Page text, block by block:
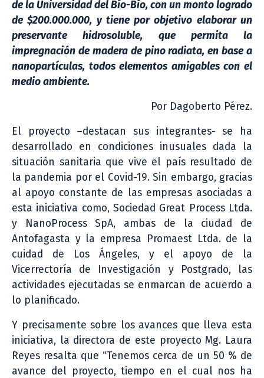
de la Universidad del Bío-Bío, con un monto logrado
de $200.000.000, y tiene por objetivo elaborar un
preservante hidrosoluble, que permita la
impregnación de madera de pino radiata, en base a
nanopartículas, todos elementos amigables con el
medio ambiente.
Por Dagoberto Pérez.
El proyecto –destacan sus integrantes- se ha
desarrollado en condiciones inusuales dada la
situación sanitaria que vive el país resultado de
la pandemia por el Covid-19. Sin embargo, gracias
al apoyo constante de las empresas asociadas a
esta iniciativa como, Sociedad Great Process Ltda.
y NanoProcess SpA, ambas de la ciudad de
Antofagasta y la empresa Promaest Ltda. de la
cuidad de Los Ángeles, y el apoyo de la
Vicerrectoría de Investigación y Postgrado, las
actividades ejecutadas se enmarcan de acuerdo a
lo planificado.
Y precisamente sobre los avances que lleva esta
iniciativa, la directora de este proyecto Mg. Laura
Reyes resalta que “Tenemos cerca de un 50 % de
avance del proyecto, tiempo en el cual nos ha